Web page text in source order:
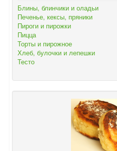
Блины, блинчики и оладьи
Печенье, кексы, пряники
Пироги и пирожки
Пицца
Торты и пирожное
Хлеб, булочки и лепешки
Тесто